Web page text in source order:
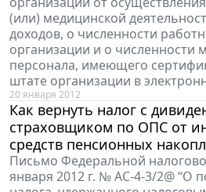
(или) медицинской
доходов, о численности
организации и о численности
персонала, имеющего
штате организации в
20 января 2012
Как вернуть налог с
страховщиком по ОПС от
средств пенсионных
Письмо Федеральной
января 2012 г. № АС-4-3/2@ “О